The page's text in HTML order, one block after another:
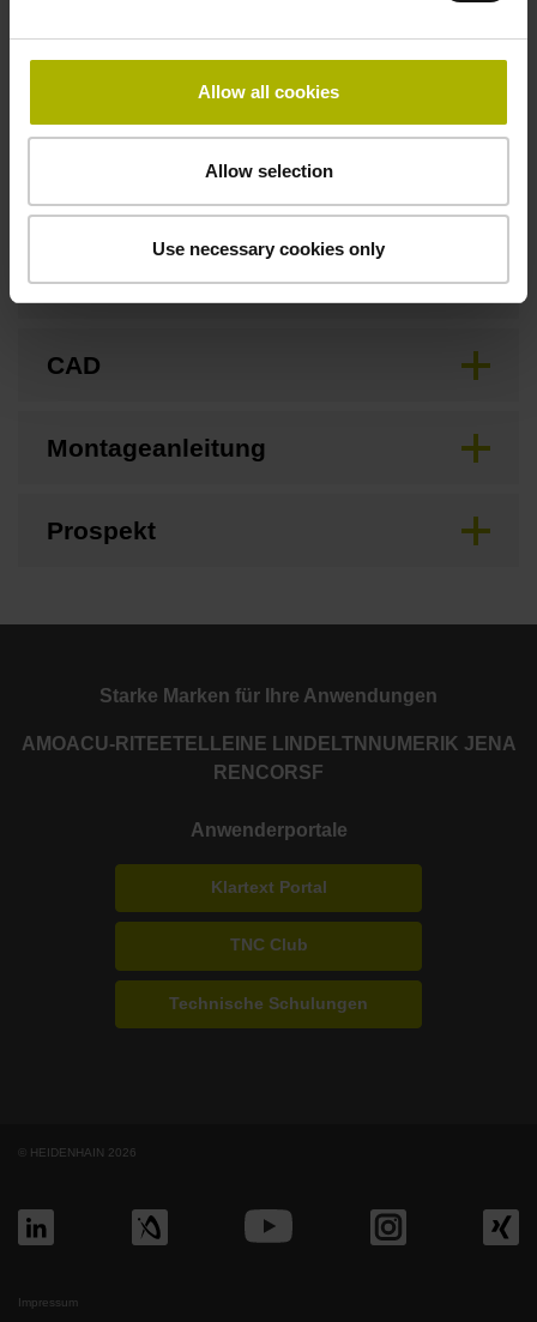
Allow all cookies
Allow selection
Use necessary cookies only
Downloads / CAD / Montage
Anschlussmaße
Betriebsanleitung
CAD
Montageanleitung
Prospekt
Starke Marken für Ihre Anwendungen
AMOACU-RITE ETEL LEINE LINDE LTN NUMERIK JENA
RENCORSF
Anwenderportale
Klartext Portal
TNC Club
Technische Schulungen
© HEIDENHAIN 2026
Impressum